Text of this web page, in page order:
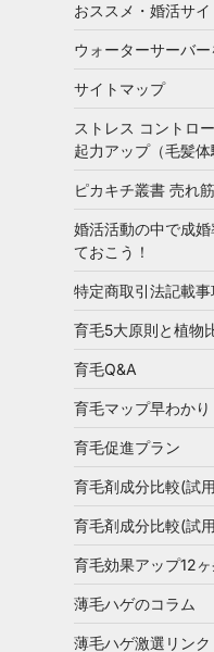
おススメ・婚活サイ
ウォーターサーバ
サイトマップ
ストレス コントロ
起力アップ（毛髪体
ピカキチ叢書 売れ
婚活活動の中で成
ておこう！
特定商取引法記載事
育毛5大原則と植物
育毛Q&A
育毛マップ早わかり
育毛促進プラン
育毛剤成分比較(試
育毛剤成分比較(試
育毛効果アップ12ヶ
薄毛ハゲのコラム
薄毛ハゲ激選リンク